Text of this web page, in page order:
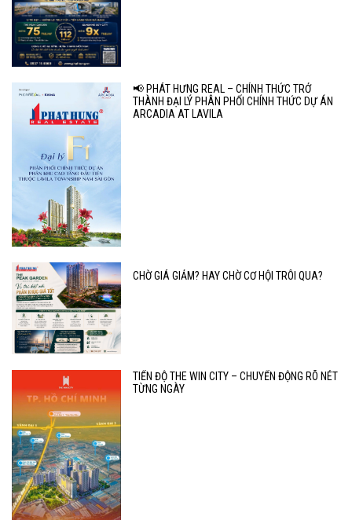
📢 PHÁT HƯNG REAL – CHÍNH THỨC TRỞ
THÀNH ĐẠI LÝ PHÂN PHỐI CHÍNH THỨC DỰ ÁN
ARCADIA AT LAVILA
CHỜ GIÁ GIẢM? HAY CHỜ CƠ HỘI TRÔI QUA?
TIẾN ĐỘ THE WIN CITY – CHUYỂN ĐỘNG RÕ NÉT
TỪNG NGÀY